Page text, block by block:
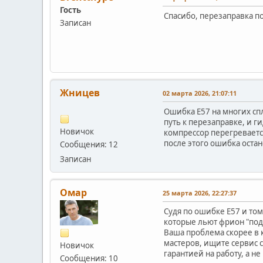
Гость
Записан
Спасибо, перезаправка
Жницев
Новичок
Сообщения: 12
Записан
02 марта 2026, 21:07:11
Ошибка Е57 на многих
путь к перезаправке, и
компрессор
после этого ошибка
Омар
Новичок
Сообщения: 10
25 марта 2026, 22:27:37
Судя по ошибке Е57 и
которые льют фрион "под
Ваша проблема скорее в
мастеров, ищите сервис
гарантией на работу, а